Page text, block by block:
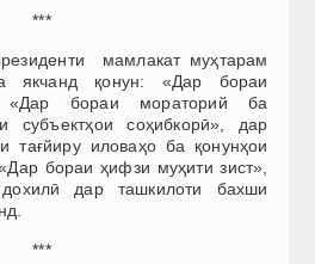
***
мамлакат муҳтарам
якчанд қонун: «Дар бораи
«Дар бораи мораторий ба
субъектҳои соҳибкорӣ», дар
тағйиру иловаҳо ба қонунҳои
бораи ҳифзи муҳити зист»,
дар ташкилоти бахши
***